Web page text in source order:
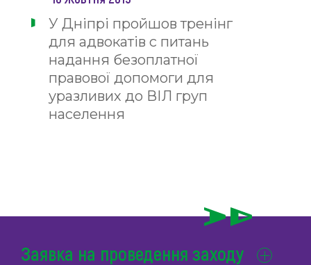
У Дніпрі пройшов тренінг
для адвокатів с питань
надання безоплатної
правової допомоги для
уразливих до ВІЛ груп
населення
Заявка на проведення заходу